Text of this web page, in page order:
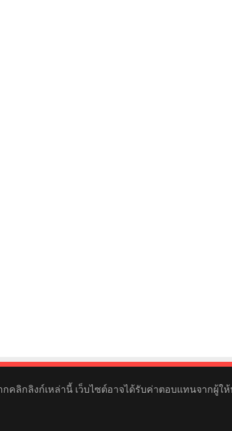
ลิกลิงก์เหล่านี้ เว็บไซต์อาจได้รับค่าตอบแทนจากผู้